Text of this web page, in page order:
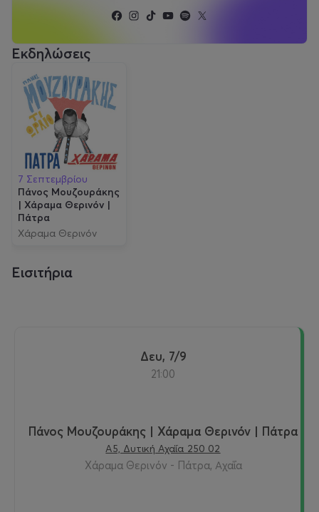
Εκδηλώσεις
7 Σεπτεμβρίου
Πάνος Μουζουράκης
| Χάραμα Θερινόν |
Πάτρα
Χάραμα Θερινόν
Εισιτήρια
Δευ, 7/9
21:00
Πάνος Μουζουράκης | Χάραμα Θερινόν | Πάτρα
Α5, Δυτική Αχαΐα 250 02
Χάραμα Θερινόν - Πάτρα, Αχαΐα